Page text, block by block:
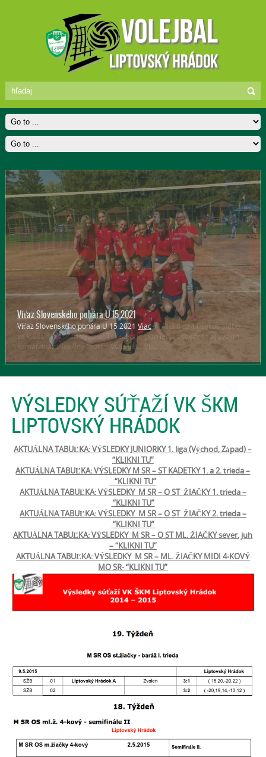
Hľadáme talenty
Páči sa ti volejbal? Chcela by si sa ho naučiť? Máš 8 až 11 rokov alebo
sa ti zdá, že si príliš vysoká? Tak sa príď pozrieť a povedz to aj svojim
kamarátkam! Ideálny šport = VOLEJBAL Viac
VÝSLEDKY SÚŤAŽÍ VK ŠKM
LIPTOVSKÝ HRÁDOK
AKTUÁLNA TABUĽKA: VÝSLEDKY JUNIORKY 1. liga (Východ, Západ) –
“KLIKNI TU”
AKTUÁLNA TABUĽKA: VÝSLEDKY M SR – ST KADETKY 1. a 2. trieda –
“KLIKNI TU”
AKTUÁLNA TABUĽKA: VÝSLEDKY M SR – O ST ŽIAČKY 1. trieda –
“KLIKNI TU”
AKTUÁLNA TABUĽKA: VÝSLEDKY M SR – O ST ŽIAČKY 2. trieda –
“KLIKNI TU”
AKTUÁLNA TABUĽKA: VÝSLEDKY M SR – O ST ML. ŽIAČKY sever, juh
– “KLIKNI TU”
AKTUÁLNA TABUĽKA: VÝSLEDKY M SR – ML. ŽIAČKY MIDI 4-KOVÝ
MO SR- “KLIKNI TU”